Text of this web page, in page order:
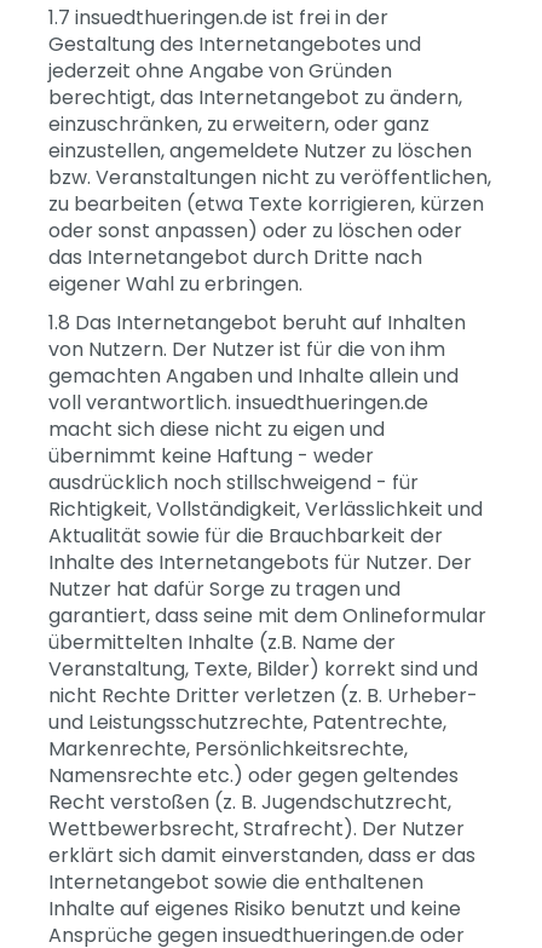
1.7 insuedthueringen.de ist frei in der
Gestaltung des Internetangebotes und
jederzeit ohne Angabe von Gründen
berechtigt, das Internetangebot zu ändern,
einzuschränken, zu erweitern, oder ganz
einzustellen, angemeldete Nutzer zu löschen
bzw. Veranstaltungen nicht zu veröffentlichen,
zu bearbeiten (etwa Texte korrigieren, kürzen
oder sonst anpassen) oder zu löschen oder
das Internetangebot durch Dritte nach
eigener Wahl zu erbringen.
1.8 Das Internetangebot beruht auf Inhalten
von Nutzern. Der Nutzer ist für die von ihm
gemachten Angaben und Inhalte allein und
voll verantwortlich. insuedthueringen.de
macht sich diese nicht zu eigen und
übernimmt keine Haftung - weder
ausdrücklich noch stillschweigend - für
Richtigkeit, Vollständigkeit, Verlässlichkeit und
Aktualität sowie für die Brauchbarkeit der
Inhalte des Internetangebots für Nutzer. Der
Nutzer hat dafür Sorge zu tragen und
garantiert, dass seine mit dem Onlineformular
übermittelten Inhalte (z.B. Name der
Veranstaltung, Texte, Bilder) korrekt sind und
nicht Rechte Dritter verletzen (z. B. Urheber-
und Leistungsschutzrechte, Patentrechte,
Markenrechte, Persönlichkeitsrechte,
Namensrechte etc.) oder gegen geltendes
Recht verstoßen (z. B. Jugendschutzrecht,
Wettbewerbsrecht, Strafrecht). Der Nutzer
erklärt sich damit einverstanden, dass er das
Internetangebot sowie die enthaltenen
Inhalte auf eigenes Risiko benutzt und keine
Ansprüche gegen insuedthueringen.de oder